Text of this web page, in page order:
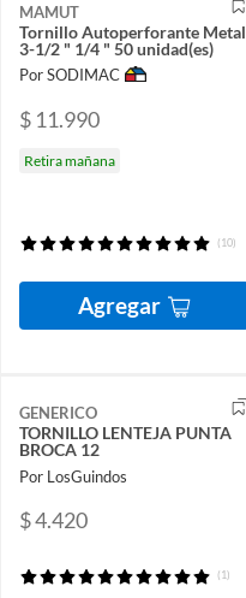
MAMUT
Tornillo Autoperforante Metal
3-1/2 " 1/4 " 50 unidad(es)
Por SODIMAC
$ 11.990
Retira mañana
(10)
Agregar
GENERICO
TORNILLO LENTEJA PUNTA
BROCA 12
Por LosGuindos
$ 4.420
(1)